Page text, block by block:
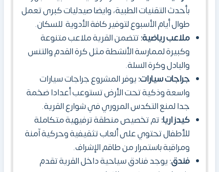
بأحدث التقنيات الطبية، وايضا صيدليات كبرى تعمل
طوال أيام الأسبوع لتوفير كافة الأدوية للسكان.
ملاعب رياضية:تتضمن القرية ملاعب متنوعة
وكبيرة لممارسة الأنشطة مثل كرة القدم والتنس
والبادل وكرة السلة.
جراجات سيارات:يوفر المشروع جراجات سيارات
واسعة وذكية تحت الأرض تستوعب أعدادا ضخمة
جدا لمنع التكدس المروري في شوارع القرية.
كيدز اريا:تم تخصيص منطقة ترفيهية متكاملة
للأطفال تحتوي على ألعاب تثقيفية وحركية آمنة
ومراقبة باستمرار من طاقم الإشراف.
فندق: يوجد فنادق سياحية داخل القرية تقدم